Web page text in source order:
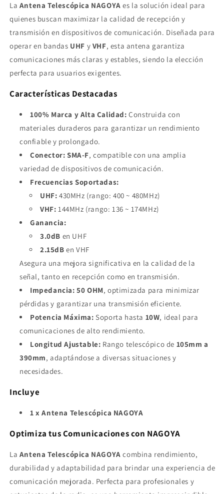
La Antena Telescópica NAGOYA es la solución ideal para
quienes buscan maximizar la calidad de recepción y
transmisión en dispositivos de comunicación. Diseñada para
operar en bandas UHF y VHF, esta antena garantiza
comunicaciones más claras y estables, siendo la elección
perfecta para usuarios exigentes.
Características Destacadas
100% Marca y Alta Calidad: Construida con
materiales duraderos para garantizar un rendimiento
confiable y prolongado.
Conector: SMA-F, compatible con una amplia
variedad de dispositivos de comunicación.
Frecuencias Soportadas:
UHF: 430MHz (rango: 400 ~ 480MHz)
VHF: 144MHz (rango: 136 ~ 174MHz)
Ganancia:
3.0dB en UHF
2.15dB en VHF
Asegura una mejora significativa en la calidad de la
señal, tanto en recepción como en transmisión.
Impedancia: 50 OHM, optimizada para minimizar
pérdidas y garantizar una transmisión eficiente.
Potencia Máxima: Soporta hasta 10W, ideal para
comunicaciones de alto rendimiento.
Longitud Ajustable: Rango telescópico de 105mm a
390mm, adaptándose a diversas situaciones y
necesidades.
Incluye
1 x Antena Telescópica NAGOYA
Optimiza tus Comunicaciones con NAGOYA
La Antena Telescópica NAGOYA combina rendimiento,
durabilidad y adaptabilidad para brindar una experiencia de
comunicación mejorada. Perfecta para profesionales y